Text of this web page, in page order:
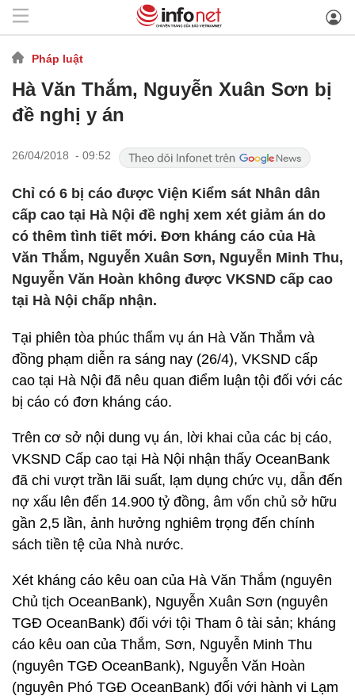
Pháp luật
Hà Văn Thắm, Nguyễn Xuân Sơn bị
đề nghị y án
26/04/2018 - 09:52
Chỉ có 6 bị cáo được Viện Kiểm sát Nhân dân
cấp cao tại Hà Nội đề nghị xem xét giảm án do
có thêm tình tiết mới. Đơn kháng cáo của Hà
Văn Thắm, Nguyễn Xuân Sơn, Nguyễn Minh Thu,
Nguyễn Văn Hoàn không được VKSND cấp cao
tại Hà Nội chấp nhận.
Tại phiên tòa phúc thẩm vụ án Hà Văn Thắm và
đồng phạm diễn ra sáng nay (26/4), VKSND cấp
cao tại Hà Nội đã nêu quan điểm luận tội đối với các
bị cáo có đơn kháng cáo.
Trên cơ sở nội dung vụ án, lời khai của các bị cáo,
VKSND Cấp cao tại Hà Nội nhận thấy OceanBank
đã chi vượt trần lãi suất, lạm dụng chức vụ, dẫn đến
nợ xấu lên đến 14.900 tỷ đồng, âm vốn chủ sở hữu
gần 2,5 lần, ảnh hưởng nghiêm trọng đến chính
sách tiền tệ của Nhà nước.
Xét kháng cáo kêu oan của Hà Văn Thắm (nguyên
Chủ tịch OceanBank), Nguyễn Xuân Sơn (nguyên
TGĐ OceanBank) đối với tội Tham ô tài sản; kháng
cáo kêu oan của Thắm, Sơn, Nguyễn Minh Thu
(nguyên TGĐ OceanBank), Nguyễn Văn Hoàn
(nguyên Phó TGĐ OceanBank) đối với hành vi Lạm